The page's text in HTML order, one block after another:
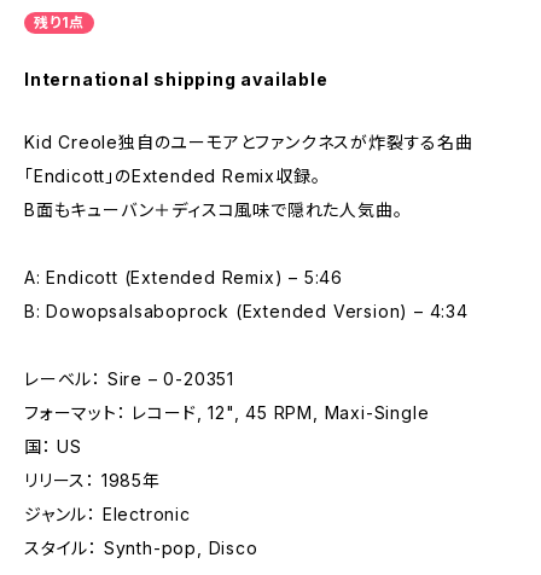
残り1点
International shipping available
Kid Creole独自のユーモアとファンクネスが炸裂する名曲
「Endicott」のExtended Remix収録。
B面もキューバン＋ディスコ風味で隠れた人気曲。
A: Endicott (Extended Remix) – 5:46
B: Dowopsalsaboprock (Extended Version) – 4:34
レーベル： Sire – 0-20351
フォーマット： レコード, 12", 45 RPM, Maxi-Single
国： US
リリース： 1985年
ジャンル： Electronic
スタイル： Synth-pop, Disco